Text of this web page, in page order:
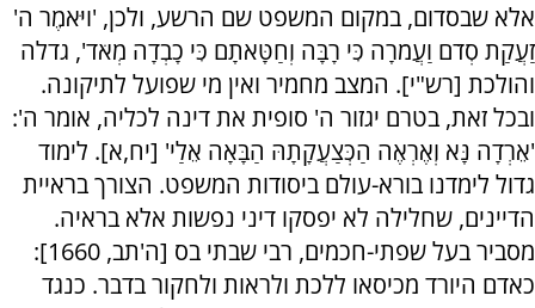
אלא שבסדום, במקום המשפט שם הרשע, ולכן, 'ויֹּאמֶר ה'
זַעֲקַת סְדֹם וַעֲמֹרָה כִּי רָבָּה וְחַטָּאתָם כִּי כָבְדָה מְאֹד', גדלה
והולכת [רש"י]. המצב מחמיר ואין מי שפועל לתיקונה.
ובכל זאת, בטרם יגזור ה' סופית את דינה לכליה, אומר ה':
'אֵרְדָה נָּא וְאֶרְאֶה הַכְּצַעֲקָתָהּ הַבָּאָה אֵלַי' [יח,א]. לימוד
גדול לימדנו בורא-עולם ביסודות המשפט. הצורך בראיית
הדיינים, שחלילה לא יפסקו דיני נפשות אלא בראיה.
מסביר בעל שפתי-חכמים, רבי שבתי בס [ה'תב, 1660]:
כאדם היורד מכיסאו ללכת ולראות ולחקור בדבר. כנגד